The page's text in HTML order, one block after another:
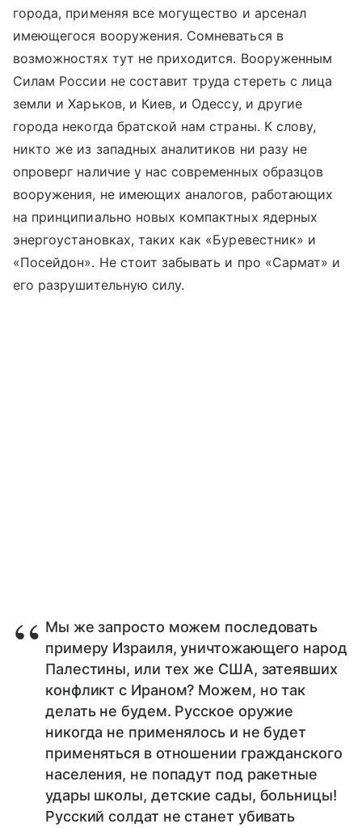
города, применяя все могущество и арсенал
имеющегося вооружения. Сомневаться в
возможностях тут не приходится. Вооруженным
Силам России не составит труда стереть с лица
земли и Харьков, и Киев, и Одессу, и другие
города некогда братской нам страны. К слову,
никто же из западных аналитиков ни разу не
опроверг наличие у нас современных образцов
вооружения, не имеющих аналогов, работающих
на принципиально новых компактных ядерных
энергоустановках, таких как «Буревестник» и
«Посейдон». Не стоит забывать и про «Сармат» и
его разрушительную силу.
Мы же запросто можем последовать
примеру Израиля, уничтожающего народ
Палестины, или тех же США, затеявших
конфликт с Ираном? Можем, но так
делать не будем. Русское оружие
никогда не применялось и не будет
применяться в отношении гражданского
населения, не попадут под ракетные
удары школы, детские сады, больницы!
Русский солдат не станет убивать